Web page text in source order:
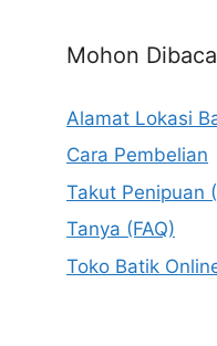
Mohon
Alamat Lokasi
Cara Pembelian
Takut Penipuan
Tanya (FAQ)
Toko Batik